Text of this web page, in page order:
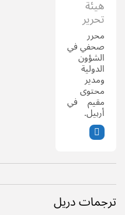
ترجمات دريل
هيئة
تحرير
محرر
صحفي في
الشؤون
الدولية
ومدير
محتوى
مقيم في
أربيل.